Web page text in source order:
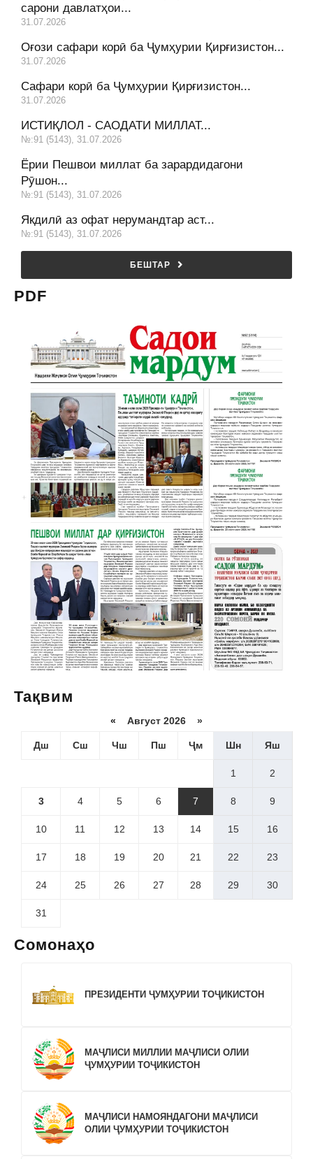
сарони давлатҳои...
31.07.2026
Оғози сафари корӣ ба Ҷумҳурии Қирғизистон...
31.07.2026
Сафари корӣ ба Ҷумҳурии Қирғизистон...
31.07.2026
ИСТИҚЛОЛ - САОДАТИ МИЛЛАТ...
№:91 (5143), 31.07.2026
Ёрии Пешвои миллат ба зарардидагони
Рӯшон...
№:91 (5143), 31.07.2026
Якдилӣ аз офат нерумандтар аст...
№:91 (5143), 31.07.2026
БЕШТАР
PDF
Тақвим
« Август 2026 »
Дш Сш Чш Пш Ҷм Шн Яш
1 2
3 4 5 6 7 8 9
10 11 12 13 14 15 16
17 18 19 20 21 22 23
24 25 26 27 28 29 30
31
Сомонаҳо
ПРЕЗИДЕНТИ ҶУМҲУРИИ ТОҶИКИСТОН
МАҶЛИСИ МИЛЛИИ МАҶЛИСИ ОЛИИ
ҶУМҲУРИИ ТОҶИКИСТОН
МАҶЛИСИ НАМОЯНДАГОНИ МАҶЛИСИ
ОЛИИ ҶУМҲУРИИ ТОҶИКИСТОН